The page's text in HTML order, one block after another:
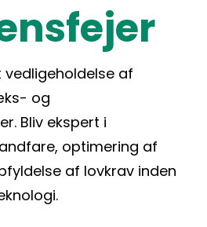
af
og
Bliv ekspert i
optimering af
af lovkrav inden